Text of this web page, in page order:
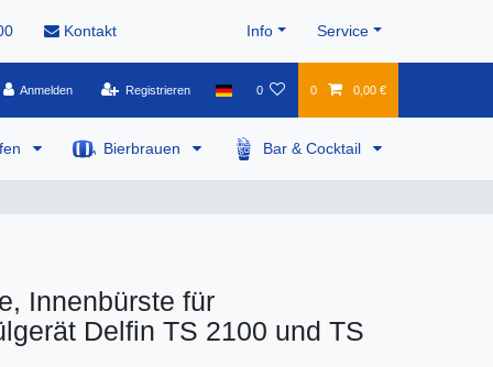
Kontakt Info Service
Anmelden Registrieren 0 0 0,00 €
Bierbrauen Bar & Cocktail
Innenbürste für
Delfin TS 2100 und TS